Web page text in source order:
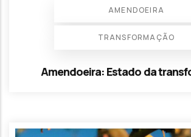
AMENDOEIRA
TRANSFORMAÇÃO
Amendoeira: Estado da